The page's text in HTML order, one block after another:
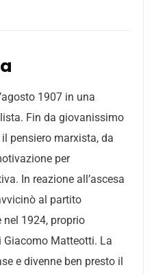
1907 in una
Fin da giovanissimo
pensiero marxista, da
per
In reazione all’ascesa
al partito
1924, proprio
Giacomo Matteotti. La
e divenne ben presto il